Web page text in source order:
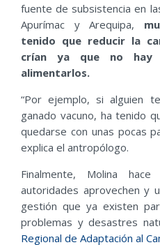
fuente de subsistencia en
Apurímac y Arequipa,
tenido que reducir la
crían ya que no hay
alimentarlos.
“Por ejemplo, si alguien
ganado vacuno, ha tenido
quedarse con unas pocas
explica el antropólogo.
Finalmente, Molina
autoridades aprovechen y
gestión que ya existen
problemas y desastres
Regional de Adaptación al